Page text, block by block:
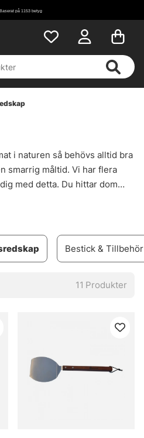
Baserat på 1153 betyg
i naturen så behövs alltid bra
smarrig måltid. Vi har flera
med detta. Du hittar dom
Bestick & Tillbehör
11 Produkter